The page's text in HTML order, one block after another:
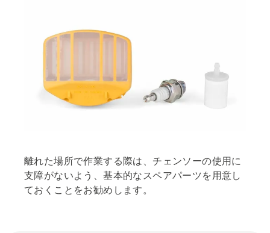
離れた場所で作業する際は、チェンソーの使用に
支障がないよう、基本的なスペアパーツを用意し
ておくことをお勧めします。